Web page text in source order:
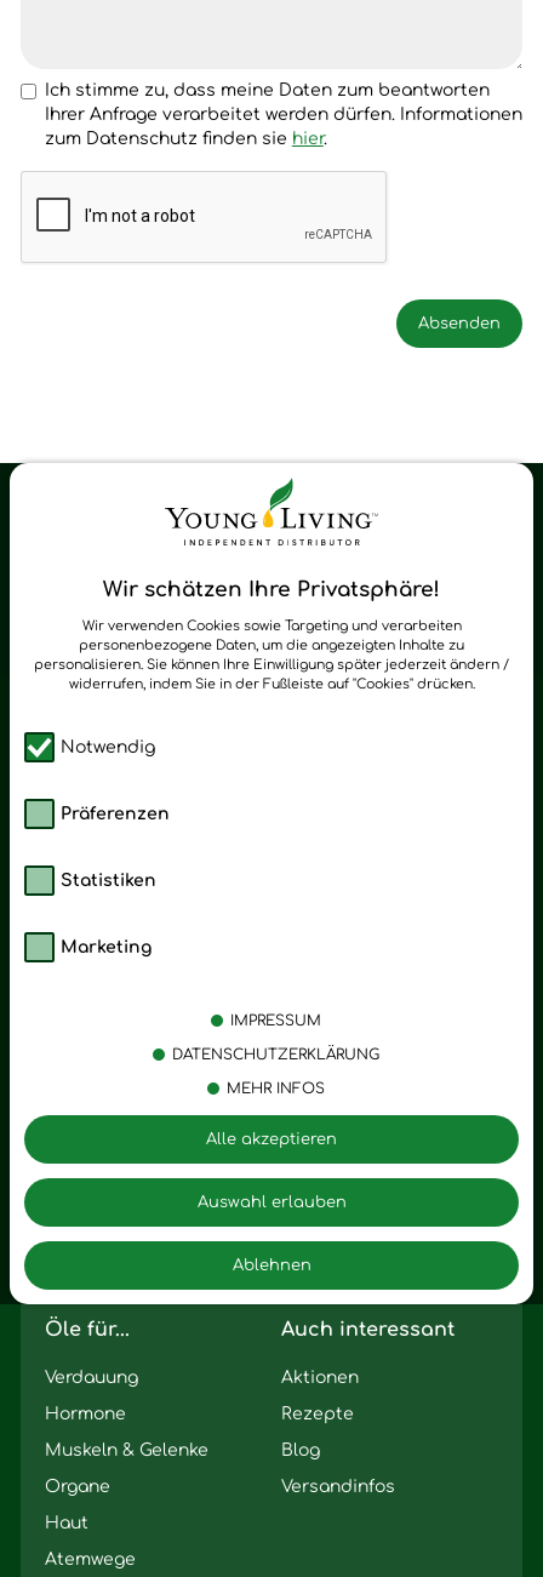
Ich stimme zu, dass meine Daten zum beantworten
Ihrer Anfrage verarbeitet werden dürfen. Informationen
zum Datenschutz finden sie hier.
Wir schätzen Ihre Privatsphäre!
Wir verwenden Cookies sowie Targeting und verarbeiten
personenbezogene Daten, um die angezeigten Inhalte zu
personalisieren. Sie können Ihre Einwilligung später jederzeit ändern /
widerrufen, indem Sie in der Fußleiste auf "Cookies" drücken.
Notwendig
Präferenzen
Statistiken
Marketing
IMPRESSUM
DATENSCHUTZERKLÄRUNG
MEHR INFOS
Ablehnen
Auswahl erlauben
Alle akzeptieren
Young Living Shop-Oil Newsletter
zum Newsletter anmelden
Zuhause
Stress
Entspannung
Trauer
Romantik
Motivation
Seelischer Schlag
Öle für...
Verdauung
Hormone
Muskeln & Gelenke
Organe
Haut
Atemwege
Auch interessant
Aktionen
Rezepte
Blog
Versandinfos